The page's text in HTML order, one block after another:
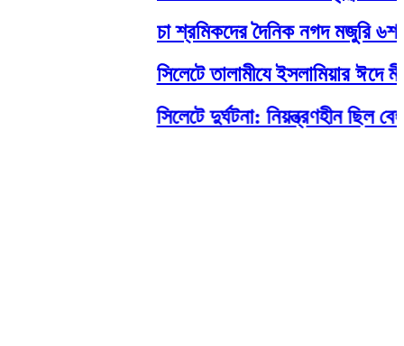
চা শ্রমিকদের দৈনিক নগদ মজুরি ৬শত
সিলেটে তালামীযে ইসলামিয়ার ঈদে
সিলেটে দুর্ঘটনা: নিয়ন্ত্রণহীন ছিল